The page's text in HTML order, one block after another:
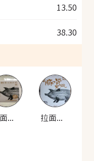
13.50
38.30
拉面说 招牌豚骨叉烧拉面 拉面说 招牌豚骨叉烧拉面